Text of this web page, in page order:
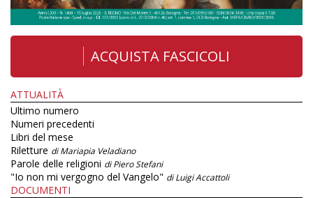
ACQUISTA FASCICOLI
ATTUALITÀ
Ultimo numero
Numeri precedenti
Libri del mese
Riletture di Mariapia Veladiano
Parole delle religioni di Piero Stefani
"Io non mi vergogno del Vangelo" di Luigi Accattoli
DOCUMENTI